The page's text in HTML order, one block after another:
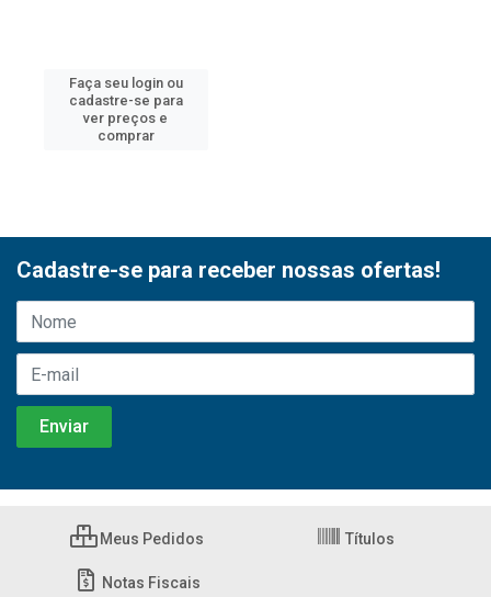
Faça seu login ou
cadastre-se para
ver preços e
comprar
Cadastre-se para receber nossas ofertas!
Meus Pedidos Títulos
Notas Fiscais